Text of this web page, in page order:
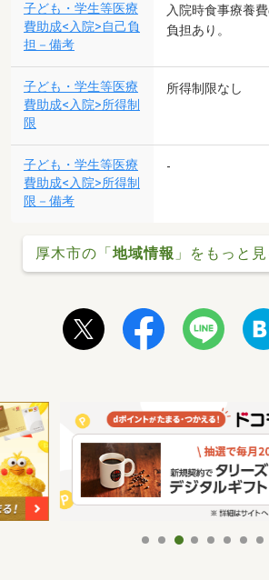
子ども・学生等医療
費助成<入院>自己負
担－備考
入院時食事療養
負担あり。
子ども・学生等医療
費助成<入院>所得制
限
所得制限なし
子ども・学生等医療
費助成<入院>所得制
限－備考
-
厚木市の「地域情報 」をもっと見